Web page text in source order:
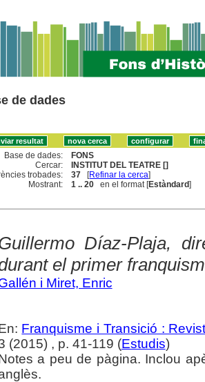
de dades
Base de dades:
FONS
Cercar:
INSTITUT DEL TEATRE []
trobades:
37 [Refinar la cerca]
Mostrant:
1 .. 20 en el format [Estàndard]
Díaz-Plaja,
el primer
i Miret, Enric
Franquisme i Transició :
(2015) , p. 41-119 (Estudis)
a peu de pàgina. Inclou